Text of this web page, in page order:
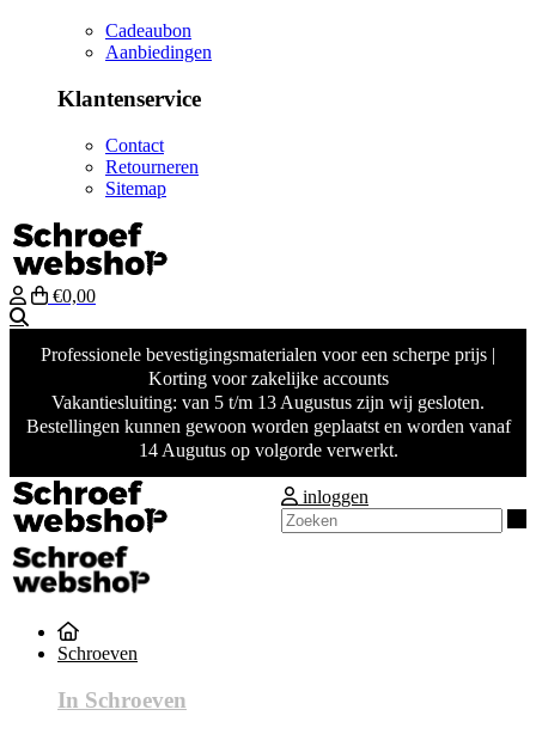
Cadeaubon
Aanbiedingen
Klantenservice
Contact
Retourneren
Sitemap
€0,00
Professionele bevestigingsmaterialen voor een scherpe prijs |
Korting voor zakelijke accounts
Vakantiesluiting: van 5 t/m 13 Augustus zijn wij gesloten.
Bestellingen kunnen gewoon worden geplaatst en worden vanaf
14 Augutus op volgorde verwerkt.
inloggen
Schroeven
In Schroeven